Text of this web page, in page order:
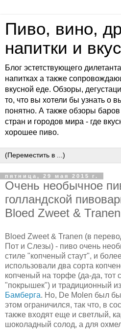
Пиво, вино,
напитки и
Блог эстетствующего
напитках а также
вкусной еде. Обзоры,
то, что вы хотели бы узнать о
понятно. А также обзоры
стран и городов мира - где
хорошее пиво.
пятница, 29 мая 2015 г.
Очень необычное
голландской
Bloed Zweet & Tranen
Bloed Zweet & Tranen (в
Пот и Слезы) - пиво очень
стиле "копченый стаут", и
использовали два сорта
копченый на торфе (да-да, тот
"покрышек") и традиционный
Бамберга. Но, De Molen был
этом ограничился, так что, в
также входят еще и светлый,
шоколадный солод, а для